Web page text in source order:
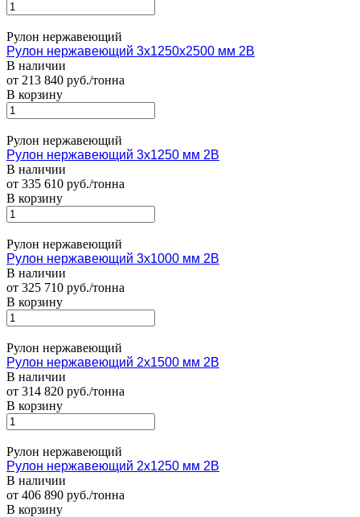
Рулон нержавеющий
Рулон нержавеющий 3х1250х2500 мм 2В
В наличии
от 213 840 руб./тонна
В корзину
Рулон нержавеющий
Рулон нержавеющий 3х1250 мм 2В
В наличии
от 335 610 руб./тонна
В корзину
Рулон нержавеющий
Рулон нержавеющий 3х1000 мм 2В
В наличии
от 325 710 руб./тонна
В корзину
Рулон нержавеющий
Рулон нержавеющий 2х1500 мм 2В
В наличии
от 314 820 руб./тонна
В корзину
Рулон нержавеющий
Рулон нержавеющий 2х1250 мм 2В
В наличии
от 406 890 руб./тонна
В корзину